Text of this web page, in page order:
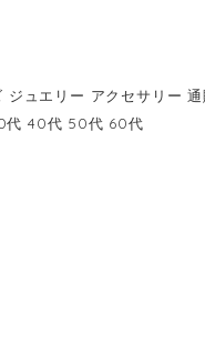
ュエリー アクセサリー
代 40代 50代 60代